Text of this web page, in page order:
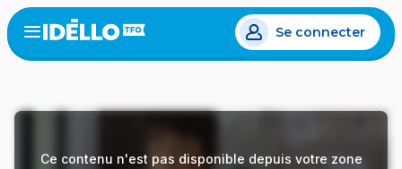
Aller
au
contenu
Open
menu
Se connecter
Ce contenu n'est pas disponible depuis votre zone